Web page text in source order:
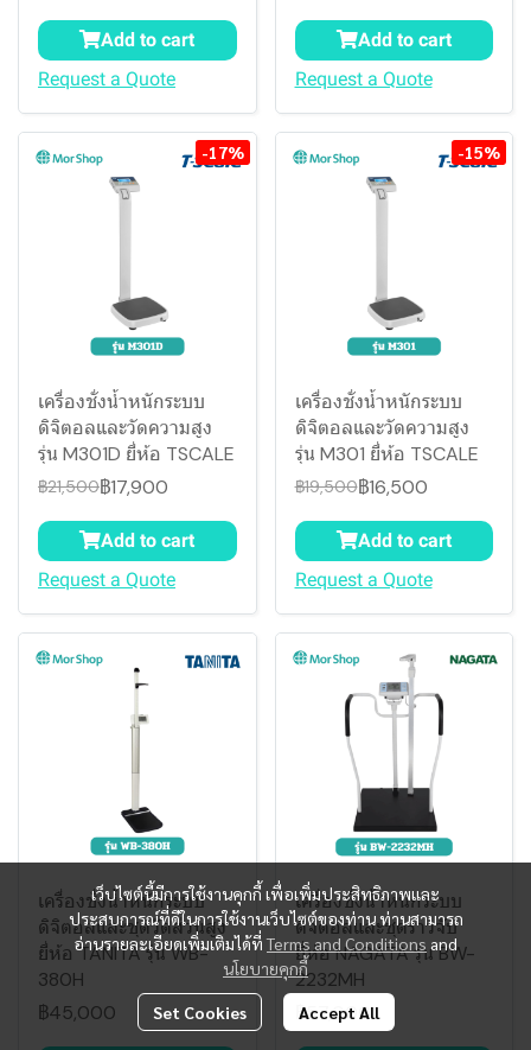
Add to cart
Request a Quote
Add to cart
Request a Quote
-17%
เครื่องชั่งน้ำหนักระบบ
ดิจิตอลและวัดความสูง
รุ่น M301D ยี่ห้อ TSCALE
฿21,500฿17,900
Add to cart
Request a Quote
-15%
เครื่องชั่งน้ำหนักระบบ
ดิจิตอลและวัดความสูง
รุ่น M301 ยี่ห้อ TSCALE
฿19,500฿16,500
Add to cart
Request a Quote
เครื่องชั่งน้ำหนักระบบ
ดิจิตอลและชุดวัดส่วนสูง
ยี่ห้อ TANITA รุ่น WB-
380H
฿45,000
เครื่องชั่งน้ำหนักระบบ
ดิจิตอลและชุดราวจับ
ยี่ห้อ NAGATA รุ่น BW-
2232MH
฿57,000
เว็บไซต์นี้มีการใช้งานคุกกี้ เพื่อเพิ่มประสิทธิภาพและ
ประสบการณ์ที่ดีในการใช้งานเว็บไซต์ของท่าน ท่านสามารถ
อ่านรายละเอียดเพิ่มเติมได้ที่Terms and Conditions and
นโยบายคุกกี้
Set Cookies Accept All